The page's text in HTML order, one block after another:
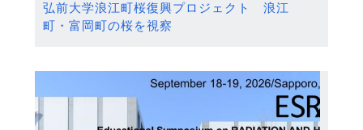
弘前大学浪江町桜復興プロジェクト 浪江
町・富岡町の桜を視察